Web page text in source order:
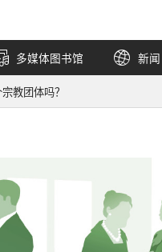
多媒体图书馆 新闻
教团体吗？